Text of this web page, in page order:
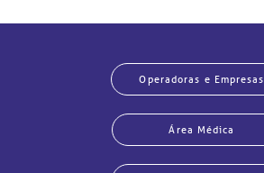
Operadoras e Empresas
Área Médica